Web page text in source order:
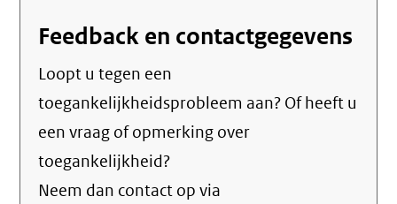
Feedback en contactgegevens
Loopt u tegen een
toegankelijkheidsprobleem aan? Of heeft u
een vraag of opmerking over
toegankelijkheid?
Neem dan contact op via